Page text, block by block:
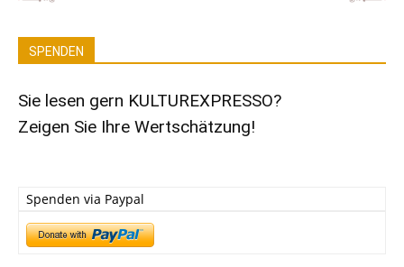
SPENDEN
Sie lesen gern KULTUREXPRESSO?
Zeigen Sie Ihre Wertschätzung!
Spenden via Paypal